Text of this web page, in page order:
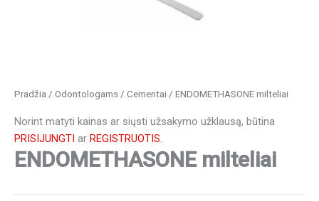
Pradžia / Odontologams / Cementai / ENDOMETHASONE milteliai
Norint matyti kainas ar siųsti užsakymo užklausą, būtina
PRISIJUNGTI ar REGISTRUOTIS.
ENDOMETHASONE milteliai